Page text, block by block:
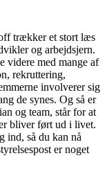
trækker et stort læs
og arbejdsjern.
videre med mange af
rekruttering,
involverer sig
de synes. Og så er
og team, står for at
bliver ført ud i livet.
ind, så du kan nå
er noget